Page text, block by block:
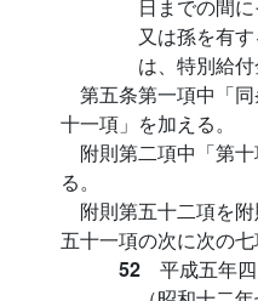
日までの間
又は孫を有
は、特別給付
第五条第一項中「
十一項」を加える。
附則第二項中「第
る。
附則第五十二項を
五十一項の次に次の七
52 平成五年